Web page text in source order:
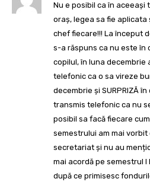
Nu e posibil ca în aceeași
oraș, legea sa fie aplicata
chef fiecare!!! La început
s-a răspuns ca nu este în
copilul, în luna decembrie
telefonic ca o sa vireze
decembrie și SURPRIZĂ
transmis telefonic ca nu
posibil sa facă fiecare
semestrului am mai vorbit
secretariat și nu au
mai acordă pe semestrul I
după ce primisesc